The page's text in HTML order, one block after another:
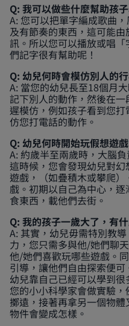
Q: 我可以做些什麼幫助孩
A: 您可以把單字編成歌曲
及有節奏的東西，這可能
訊。所以您可以播放或唱
們記字很有幫助呢！
Q: 幼兒何時會模仿別人的
A: 當您的幼兒長至18個月
記下別人的動作，然後在
遲模仿，例如孩子看到您
仿您打電話的動作。
Q: 幼兒何時開始玩假想遊戲
A: 約歲半至兩歲時，大腦
這時候，您會發現幼兒對
遊戲，（如疊積木或攀爬
戲。初期以自己為中心，
食東西，載他們去街。
Q: 我的孩子一歲大了，有
A: 其實，幼兒毋需特別教
力，您只需多與他/她們聊
他/她們喜歡玩哪些遊戲。
引導，讓他們自由探索便可
幼兒靠自己已經可以學到
您的小小科學家會做實驗
擲遠，接著再拿另一個物
物件會變成怎樣。